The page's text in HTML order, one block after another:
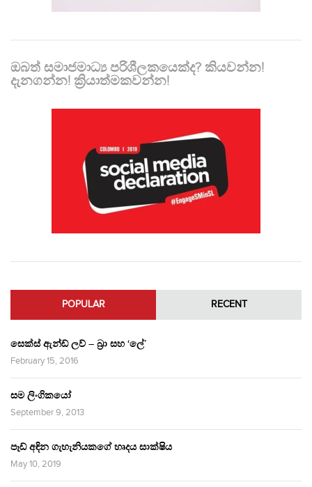
ඔබත් සමාජමාධ්‍ය පරිශීලකයෙක්ද? කියවන්න!
දැනගන්න! ක්‍රියාත්මකවන්න!
POPULAR RECENT
සෙක්ස් ඇන්ඩ් ලව් – බ්‍රා සහ ‘ලේ’
February 15, 2016
සම ලිංගිකයෝ
September 9, 2013
පෑඩ් අඳින ගැහැනියකගේ හෘදය සාක්ෂිය
May 10, 2019